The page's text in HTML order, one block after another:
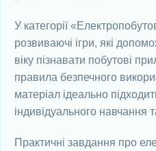
У категорії
розвиваючі ігри, які
віку пізнавати побутові
правила безпечного
матеріал ідеально
індивідуального навчання
Практичні завдання про